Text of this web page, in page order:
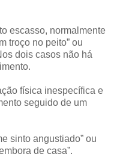
escasso, normalmente
troço no peito” ou
dois casos não há
física inespecífica e
seguido de um
sinto angustiado” ou
de casa”.